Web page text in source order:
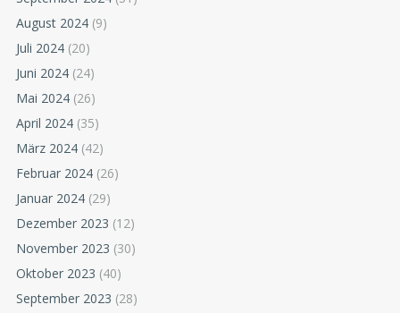
August 2024 (9)
Juli 2024 (20)
Juni 2024 (24)
Mai 2024 (26)
April 2024 (35)
März 2024 (42)
Februar 2024 (26)
Januar 2024 (29)
Dezember 2023 (12)
November 2023 (30)
Oktober 2023 (40)
September 2023 (28)